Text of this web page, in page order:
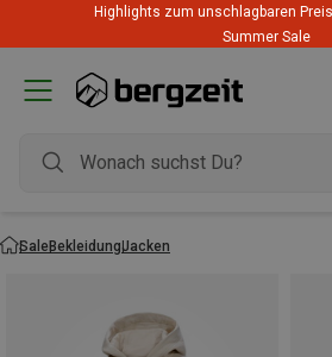
Highlights zum unschlagbaren
Summer Sale
SaleBekleidungJacken